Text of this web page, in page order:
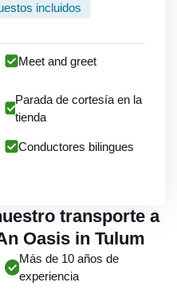
incluidos
Meet and greet
Parada de cortesía en la
tienda
Conductores bilingues
transporte a
Oasis in Tulum
Más de 10 años de
experiencia